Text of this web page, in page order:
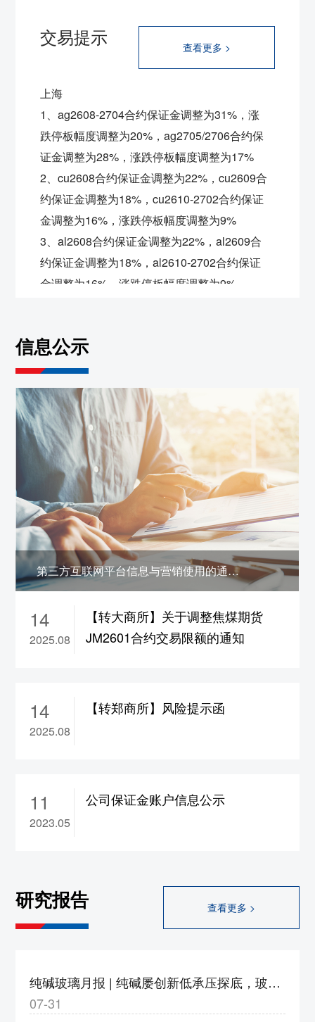
交易提示 查看更多 >
上海
1、ag2608-2704合约保证金调整为31%，涨
跌停板幅度调整为20%，ag2705/2706合约保
证金调整为28%，涨跌停板幅度调整为17%
2、cu2608合约保证金调整为22%，cu2609合
约保证金调整为18%，cu2610-2702合约保证
金调整为16%，涨跌停板幅度调整为9%
3、al2608合约保证金调整为22%，al2609合
约保证金调整为18%，al2610-2702合约保证
金调整为16%，涨跌停板幅度调整为9%
金调整为17%，涨跌停板幅度调整为10%
5、sn2608合约保证金调整为22%，
约保证金调整为21%， sn2610-2703合约保证
金调整为19%，涨跌停板幅度调整为12%
6、zn2608合约保证金调整为22%，
zn2609合
约保证金调整为18%， zn2610-2702合约保证
金调整为16%，涨跌停板幅度调整为9%
7、pb2608合约保证金调整为22%，pb2609
合约保证金调整为18%，pb2610-2702合约保
证金调整为16%，涨跌停板幅度调整为9%
8、ao2608合约保证金调整为22%，
ao2609
合约保证金调整为18%，ao2610-2702合约保
9、ad2608合约保证金调整为22%，ad2609
合约保证金调整为17%，ad2610-2702合约保
8%
11、rb/hc/ss/ru/sp/op
大连
1、rr/cs2609合约保证金调整为13%，
约保证金调整为17%，
为18%，jm/j2609合约保证金调整为19%
3、v2609合约保证金调整为18%，涨跌停板
幅度调整为9%
信息公示
第三方互联网平台信息与营销使用的通信码号公示
14
2025.08
【转大商所】关于调整焦煤期货
JM2601合约交易限额的通知
14
2025.08
【转郑商所】风险提示函
11
2023.05
公司保证金账户信息公示
研究报告 查看更多 >
纯碱玻璃月报 | 纯碱屡创新低承压探底，玻璃亏损加剧静待转机
07-31